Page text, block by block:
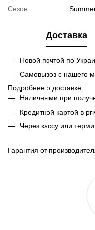
Сезон
Доставка
Новой почтой по
Самовывоз с нашего
Подробнее о доставке
Наличными при
Кредитной картой в
Через кассу или
Гарантия от